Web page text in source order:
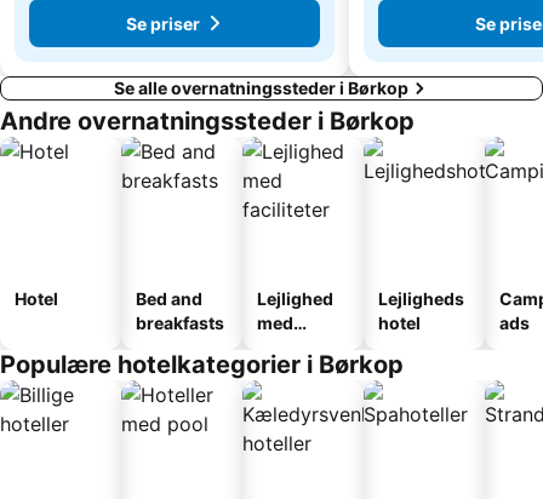
Se priser
Se
Se alle overnatningssteder i Børkop
Andre overnatningssteder i Børkop
Hotel
Bed and
breakfasts
Lejlighed
med
Lejligheds
hotel
ads
Populære hotelkategorier i Børkop